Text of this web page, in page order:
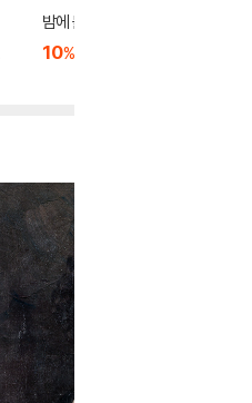
밤에 돌다리 밑에서
10%